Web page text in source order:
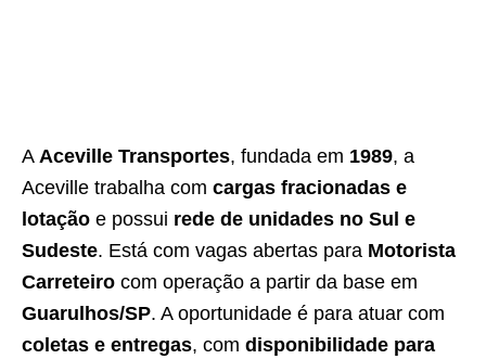
A Aceville Transportes, fundada em 1989, a
Aceville trabalha com cargas fracionadas e
lotação e possui rede de unidades no Sul e
Sudeste. Está com vagas abertas para Motorista
Carreteiro com operação a partir da base em
Guarulhos/SP. A oportunidade é para atuar com
coletas e entregas, com disponibilidade para